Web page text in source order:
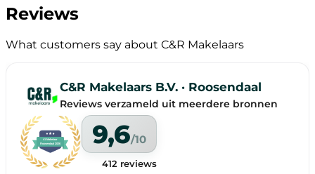
Reviews
What customers say about C&R Makelaars